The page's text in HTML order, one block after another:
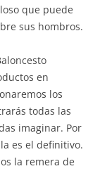
que puede
sus hombros.
en
los
todas las
imaginar. Por
es el definitivo.
la remera de